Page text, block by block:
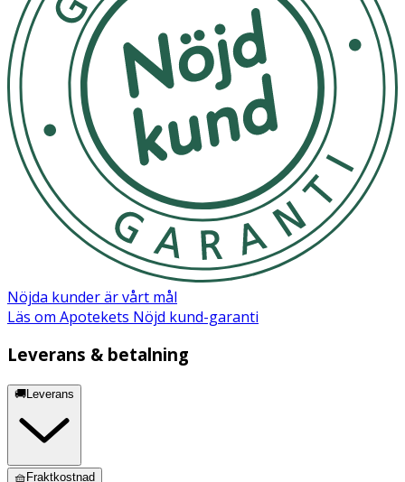
Förvaring
Förvaras i rumstemperatur, skyddat från ljus och utom
räckhåll för små barn.
Näringsinnehåll 100 g
Energi kj/kcal
0 g
- varav mättat fett 0 g
Kolhydrat 98 g
Protein
Salt
Nöjda kunder är vårt mål
Läs om Apotekets Nöjd kund-garanti
Leverans & betalning
🚚Leverans
🧺Fraktkostnad